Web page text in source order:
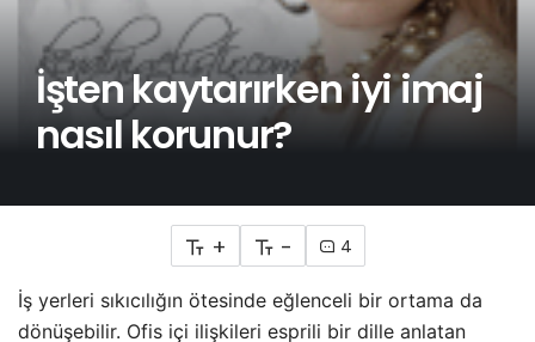
İşten kaytarırken iyi imaj
nasıl korunur?
+ - 4
İş yerleri sıkıcılığın ötesinde eğlenceli bir ortama da
dönüşebilir. Ofis içi ilişkileri esprili bir dille anlatan